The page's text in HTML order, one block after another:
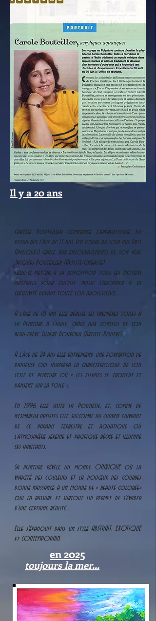
Il y a 20 ans
Carole Bouteiller commence l’apprentissage du
dessin dès l’âge de 13 ans (en cours du soir aux Arts
Appliqués) grâce aux encouragements de son père
Jacques Bouteiller (Artiste-Cinéaste).
Celui-ci mettra à sa disposition tous les moyens
matériels pour qu’elle puisse s’adonner à sa
créativité durant toute son adolescence.
A l’âge de 18 ans elle réalise ses premières toiles à
la Peinture à l'huile, grâce aux conseils de son
beau-frère Gilbert Bourébia (Artiste-Peintre).
A l’âge de 24 ans elle entreprend une formation de
danseuse qui inspirera la caractéristique de son
style de peinture où « les ellipses se croisent et
dansent sur la toile ».
En 1996 elle visite la Polynésie, et, comme de
nombreux artistes elle succombe au charme enivrant
de ce paradis terrestre et aquatique où
l’atmosphère sereine et pacifique règne et illumine
ses habitants.
Sa peinture révèle un monde ONIRIQUE où la
vivacité des couleurs et la douceur des courbes
donne naissance à un monde de « beauté colorée»
qui la rassure et surtout lui permet de s’évader
d’une certaine réalité .
Elle s'épanouit dans un style ABSTRAIT, EXOTIQUE
et CONTEMPORAIN.
en 2025
toujours la mer...